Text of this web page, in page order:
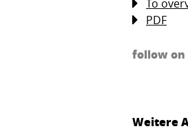
To
PDF
follow on
Weitere